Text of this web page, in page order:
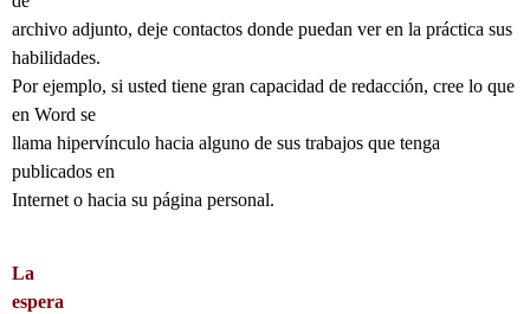
archivo adjunto, deje contactos donde puedan ver en la práctica sus
habilidades.
Por ejemplo, si usted tiene gran capacidad de redacción, cree lo que
en Word se
llama hipervínculo hacia alguno de sus trabajos que tenga
publicados en
Internet o hacia su página personal.
La
espera